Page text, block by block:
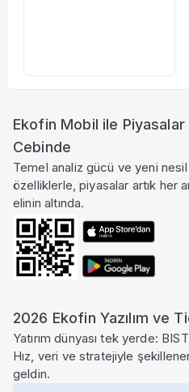
Ekofin Mobil ile Piyasalar
Cebinde
Temel analiz gücü ve yeni nesil
özelliklerle, piyasalar artık her
elinin altında.
2026 Ekofin Yazılım ve
Yatırım dünyası tek yerde:
Hız, veri ve stratejiyle
geldin.